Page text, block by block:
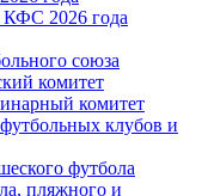
КФС 2026 года
союза
комитет
комитет
клубов и
футбола
пляжного и